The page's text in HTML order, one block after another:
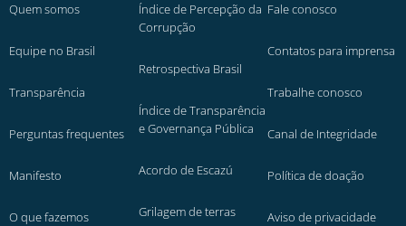
Quem somos
Equipe no Brasil
Transparência
Perguntas frequentes
Manifesto
O que fazemos
Índice de Percepção da
Corrupção
Retrospectiva Brasil
Índice de Transparência
e Governança Pública
Acordo de Escazú
Grilagem de terras
Fale conosco
Contatos para imprensa
Trabalhe conosco
Canal de Integridade
Política de doação
Aviso de privacidade